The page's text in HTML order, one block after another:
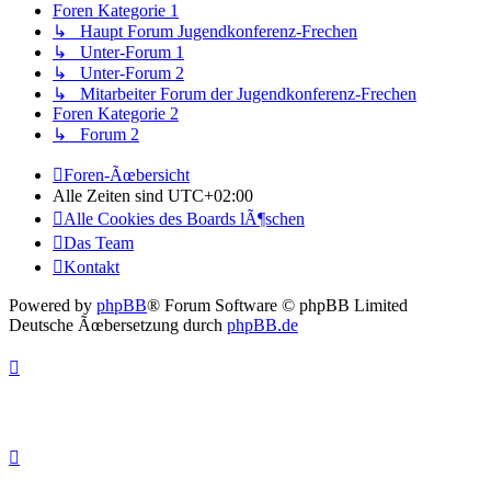
Foren Kategorie 1
↳ Haupt Forum Jugendkonferenz-Frechen
↳ Unter-Forum 1
↳ Unter-Forum 2
↳ Mitarbeiter Forum der Jugendkonferenz-Frechen
Foren Kategorie 2
↳ Forum 2
Foren-Ãœbersicht
Alle Zeiten sind UTC+02:00
Alle Cookies des Boards lÃ¶schen
Das Team
Kontakt
Powered by phpBB® Forum Software © phpBB Limited
Deutsche Ãœbersetzung durch phpBB.de